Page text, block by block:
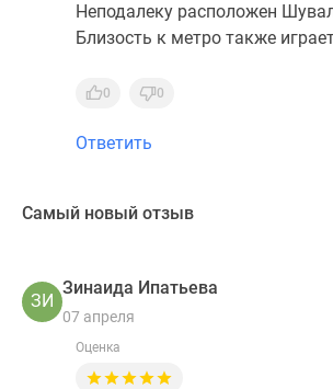
Неподалеку расположен
Близость к метро также
0 0
Ответить
Самый новый отзыв
ЗИ
Зинаида Ипатьева
07 апреля
Оценка